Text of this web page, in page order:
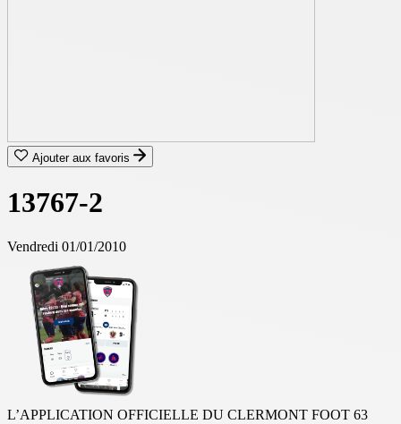
Ajouter aux favoris
13767-2
Vendredi 01/01/2010
L’APPLICATION OFFICIELLE DU CLERMONT FOOT 63